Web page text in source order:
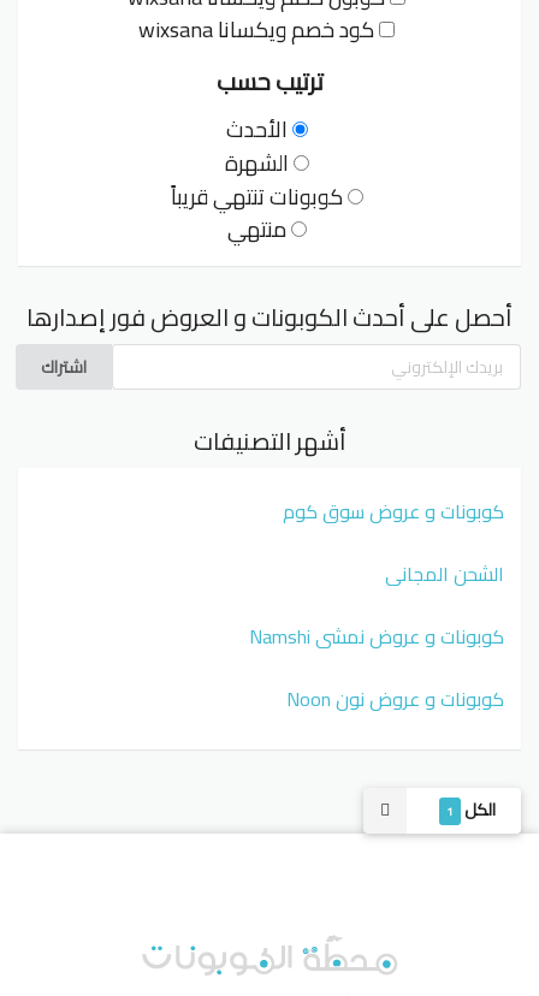
الكل 1
كود خصم ويكسانا wixsana
ترتيب حسب
الأحدث
الشهرة
كوبونات تنتهي قريباً
منتهي
أحصل على أحدث الكوبونات و العروض فور إصدارها
اشتراك
أشهر التصنيفات
كوبونات و عروض سوق كوم
الشحن المجاني
كوبونات و عروض نمشي Namshi
كوبونات و عروض نون Noon